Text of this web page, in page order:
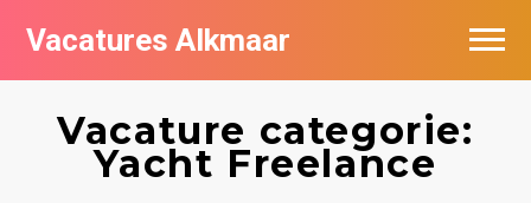
Vacatures Alkmaar
Vacature categorie:
Yacht Freelance
Vacatures per bedrijf
Nieuwsbrief feed